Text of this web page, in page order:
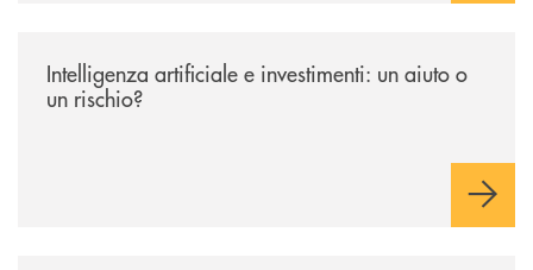
Intelligenza artificiale e investimenti: un aiuto o
un rischio?